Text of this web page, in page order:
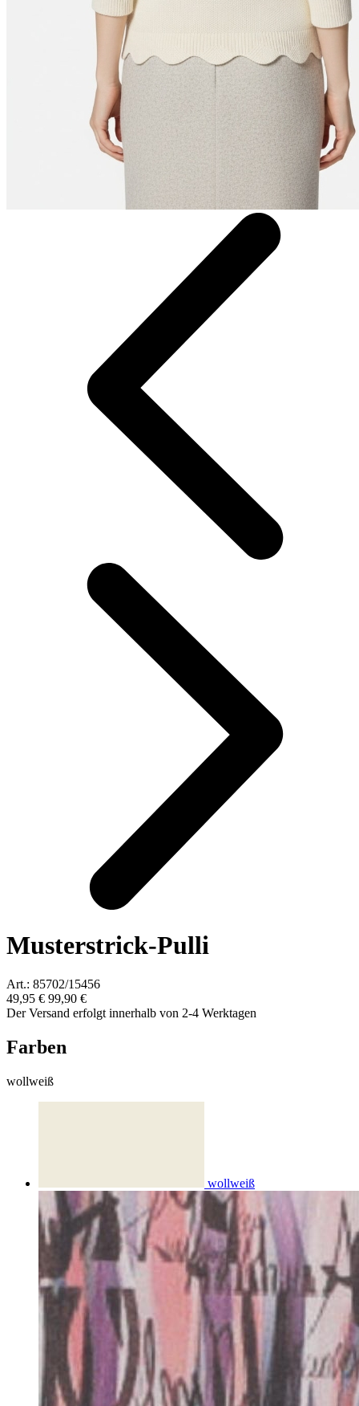
Musterstrick-Pulli
Art.: 85702/15456
49,95 € 99,90 €
Der Versand erfolgt innerhalb von 2-4 Werktagen
Farben
wollweiß
wollweiß